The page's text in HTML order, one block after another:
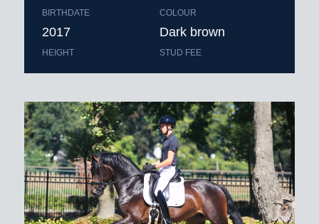
BIRTHDATE
2017
HEIGHT
COLOUR
Dark brown
STUD FEE